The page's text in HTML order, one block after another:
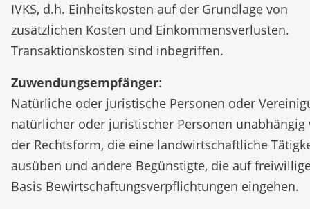
IVKS, d.h. Einheitskosten auf der Grundlage von
zusätzlichen Kosten und Einkommensverlusten.
Transaktionskosten sind inbegriffen.
Zuwendungsempfänger:
Natürliche oder juristische Personen oder
natürlicher oder juristischer Personen unabhängig
der Rechtsform, die eine landwirtschaftliche
ausüben und andere Begünstigte, die auf
Basis Bewirtschaftungsverpflichtungen eingehen.